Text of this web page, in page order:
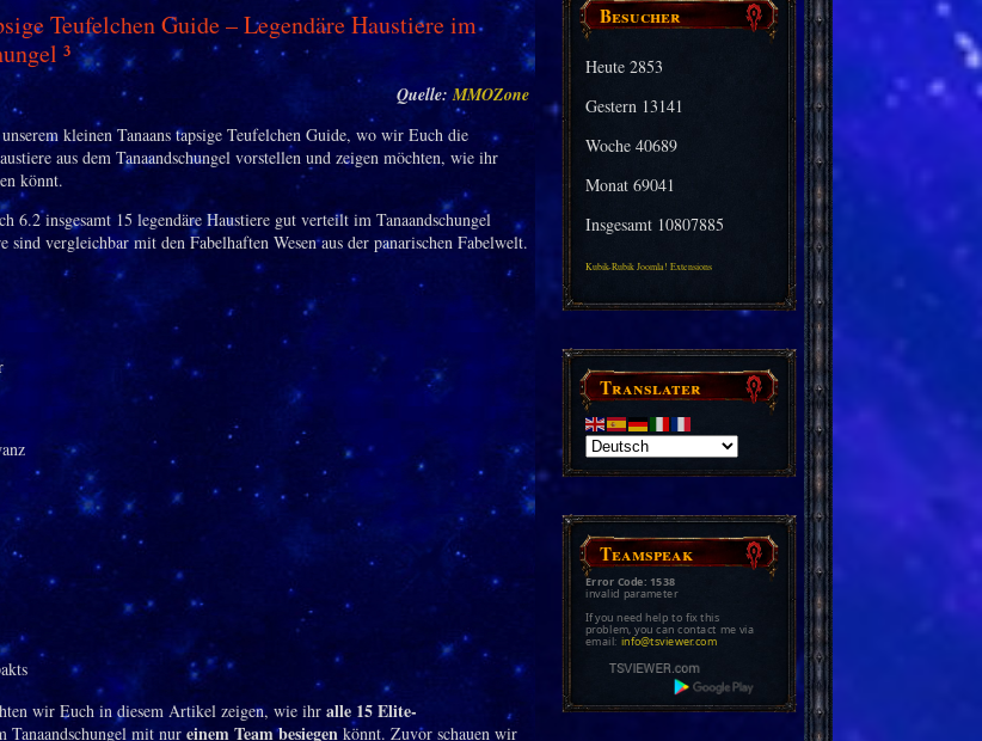
Besucher
Heute2853
Gestern 13141
Woche40689
Monat69041
Insgesamt 10807885
Kubik-Rubik Joomla! Extensions
Translater
Teamspeak
Error Code: 1538
invalid parameter
If you need help to fix this
problem, you can contact me via
email: info@tsviewer.com
Teufelchen Guide – Legendäre Haustiere im
³
Quelle:MMOZone
kleinen Tanaans tapsige Teufelchen Guide, wo wir Euch die
aus dem Tanaandschungel vorstellen und zeigen möchten, wie ihr
könnt.
6.2 insgesamt 15 legendäre Haustiere gut verteilt im Tanaandschungel
sind vergleichbar mit den Fabelhaften Wesen aus der panarischen Fabelwelt.
wir Euch in diesem Artikel zeigen, wie ihr alle 15 Elite-
Tanaandschungel mit nureinem Team besiegenkönnt. Zuvor schauen wir